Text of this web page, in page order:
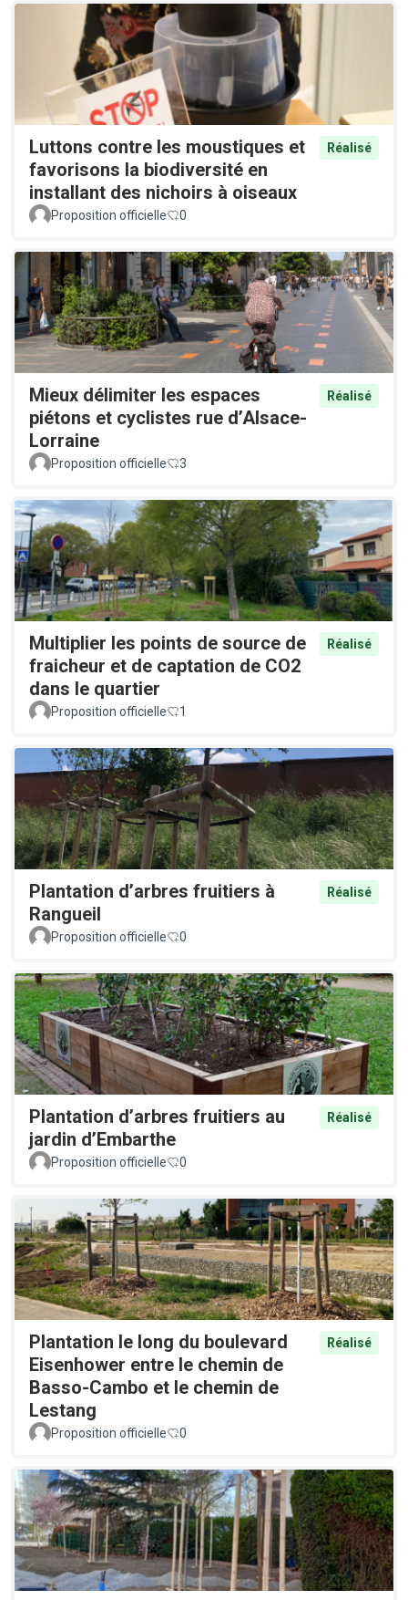
Luttons contre les moustiques et
favorisons la biodiversité en
installant des nichoirs à oiseaux
Réalisé
Proposition officielle 0
Mieux délimiter les espaces
piétons et cyclistes rue d’Alsace-
Lorraine
Réalisé
Proposition officielle 3
Multiplier les points de source de
fraicheur et de captation de CO2
dans le quartier
Réalisé
Proposition officielle 1
Plantation d’arbres fruitiers à
Rangueil
Réalisé
Proposition officielle 0
Plantation d’arbres fruitiers au
jardin d’Embarthe
Réalisé
Proposition officielle 0
Plantation le long du boulevard
Eisenhower entre le chemin de
Basso-Cambo et le chemin de
Lestang
Réalisé
Proposition officielle 0